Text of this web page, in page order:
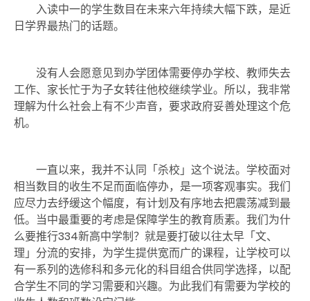
入读中一的学生数目在未来六年持续大幅下跌，是近
日学界最热门的话题。
没有人会愿意见到办学团体需要停办学校、教师失去
工作、家长忙于为子女转往他校继续学业。所以，我非常
理解为什么社会上有不少声音，要求政府妥善处理这个危
机。
一直以来，我并不认同「杀校」这个说法。学校面对
相当数目的收生不足而面临停办，是一项客观事实。我们
应尽力去纾缓这个幅度，有计划及有序地去把震荡减到最
低。当中最重要的考虑是保障学生的教育质素。我们为什
么要推行334新高中学制？就是要打破以往太早「文、
理」分流的安排，为学生提供宽而广的课程，让学校可以
有一系列的选修科和多元化的科目组合供同学选择，以配
合学生不同的学习需要和兴趣。为此我们有需要为学校的